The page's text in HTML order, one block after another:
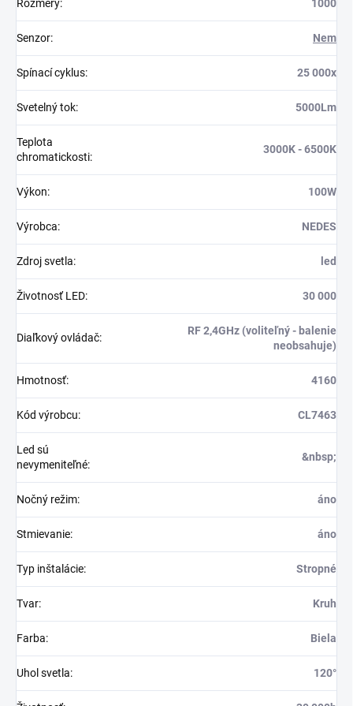
Rozmery: 1000
Senzor: Nem
Spínací cyklus: 25 000x
Svetelný tok: 5000Lm
Teplota
chromatickosti:
3000K - 6500K
Výkon: 100W
Výrobca: NEDES
Zdroj svetla: led
Životnosť LED: 30 000
Diaľkový ovládač:
RF 2,4GHz (voliteľný - balenie
neobsahuje)
Hmotnosť: 4160
Kód výrobcu: CL7463
Led sú
nevymeniteľné:
&nbsp;
Nočný režim: áno
Stmievanie: áno
Typ inštalácie: Stropné
Tvar: Kruh
Farba: Biela
Uhol svetla: 120°